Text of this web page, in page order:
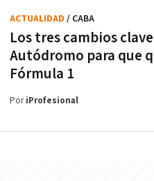
Los tres cambios
Autódromo para que
Fórmula 1
ACTUALIDAD / CABA
PoriProfesional